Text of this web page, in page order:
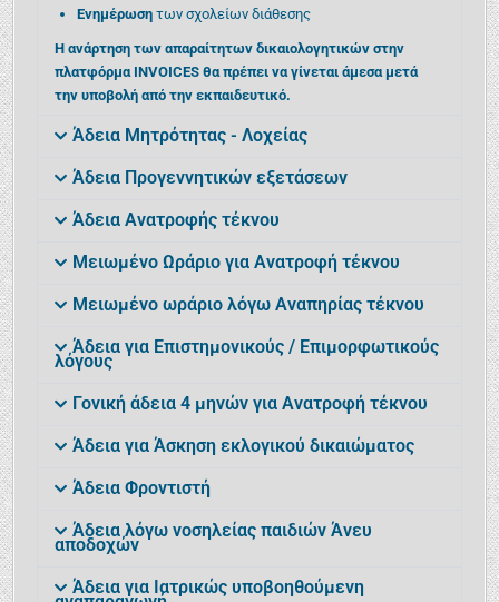
Ενημέρωση των σχολείων διάθεσης
Η ανάρτηση των απαραίτητων δικαιολογητικών στην
πλατφόρμα INVOICES θα πρέπει να γίνεται άμεσα μετά
την υποβολή από την εκπαιδευτικό.
Άδεια Μητρότητας - Λοχείας
Άδεια Προγεννητικών εξετάσεων
Άδεια Ανατροφής τέκνου
Μειωμένο Ωράριο για Ανατροφή τέκνου
Μειωμένο ωράριο λόγω Αναπηρίας τέκνου
Άδεια για Επιστημονικούς / Επιμορφωτικούς
λόγους
Γονική άδεια 4 μηνών για Ανατροφή τέκνου
Άδεια για Άσκηση εκλογικού δικαιώματος
Άδεια Φροντιστή
Άδεια λόγω νοσηλείας παιδιών Άνευ
αποδοχών
Άδεια για Ιατρικώς υποβοηθούμενη